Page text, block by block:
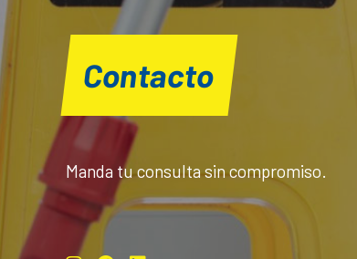
Contacto
Manda tu consulta sin compromiso.